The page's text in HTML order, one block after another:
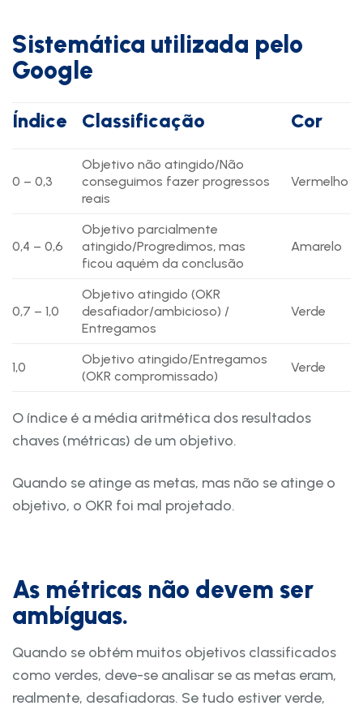
Sistemática utilizada pelo
Google
Índice Classificação Cor
0 – 0,3
Objetivo não atingido/Não
conseguimos fazer progressos
reais
Vermelho
0,4 – 0,6
Objetivo parcialmente
atingido/Progredimos, mas
ficou aquém da conclusão
Amarelo
0,7 – 1,0
Objetivo atingido (OKR
desafiador/ambicioso) /
Entregamos
Verde
1,0
Objetivo atingido/Entregamos
(OKR compromissado)
Verde
O índice é a média aritmética dos resultados
chaves (métricas) de um objetivo.
Quando se atinge as metas, mas não se atinge o
objetivo, o OKR foi mal projetado.
As métricas não devem ser
ambíguas.
Quando se obtém muitos objetivos classificados
como verdes, deve-se analisar se as metas eram,
realmente, desafiadoras. Se tudo estiver verde,